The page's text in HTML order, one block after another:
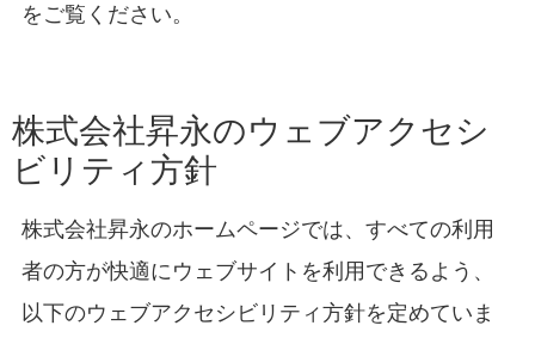
をご覧ください。
株式会社昇永のウェブアクセシ
ビリティ方針
株式会社昇永のホームページでは、すべての利用
者の方が快適にウェブサイトを利用できるよう、
以下のウェブアクセシビリティ方針を定めていま
色の彩度
文字サイズを4段階で調整